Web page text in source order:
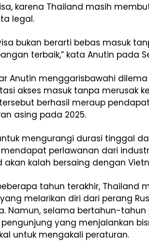
karena Thailand masih
legal.
bukan berarti bebas masuk
terbaik,” kata Anutin pada
Anutin menggarisbawahi
akses masuk tanpa merusak
berhasil meraup
asing pada 2025.
mengurangi durasi tinggal
perlawanan dari
akan kalah bersaing dengan
tahun terakhir, Thailand
melarikan diri dari perang
Namun, selama bertahun-
yang menjalankan
untuk mengakali peraturan.